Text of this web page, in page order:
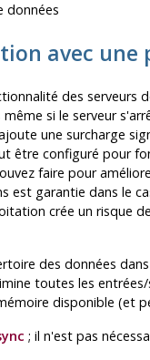
données
avec une
des
si le serveur
une surcharge
être configuré pour
faire pour
est garantie dans le
crée un risque
des données
toutes les
disponible (et
; il n'est pas